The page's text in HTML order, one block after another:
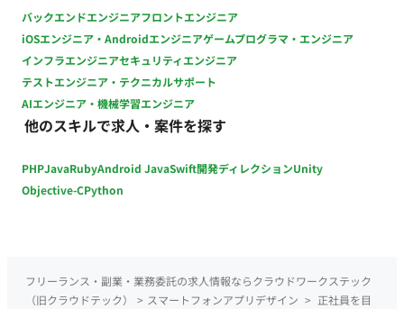
バックエンドエンジニアフロントエンジニア
iOSエンジニア・Androidエンジニアゲームプログラマ・エンジニア
インフラエンジニアセキュリティエンジニア
テストエンジニア・テクニカルサポート
AIエンジニア・機械学習エンジニア
他のスキルで求人・案件を探す
PHPJavaRubyAndroid JavaSwift開発ディレクションUnity
Objective-CPython
フリーランス・副業・業務委託の求人情報ならクラウドワークステック
（旧クラウドテック）
> スマートフォンアプリデザイン > 正社員を目